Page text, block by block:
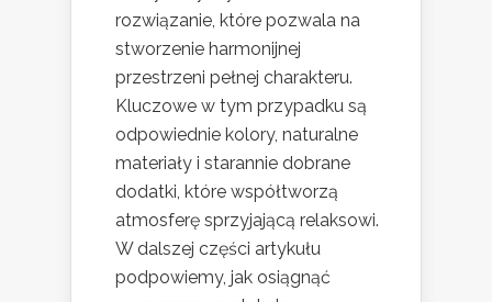
rozwiązanie, które pozwala na
stworzenie harmonijnej
przestrzeni pełnej charakteru.
Kluczowe w tym przypadku są
odpowiednie kolory, naturalne
materiały i starannie dobrane
dodatki, które współtworzą
atmosferę sprzyjającą relaksowi.
W dalszej części artykułu
podpowiemy, jak osiągnąć